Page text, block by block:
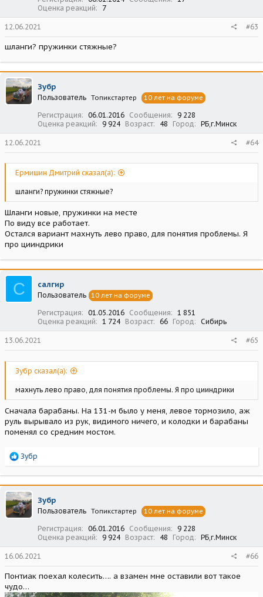
Оценка реакций
7
12.06.2021 #63
шланги? пружинки стяжные?
Зубр
Пользователь Топикстартер 10 лет на форуме
Регистрация 06.01.2016 Сообщения
9 228
Оценка реакций
9 924 Возраст 48 Город РБ,г.Минск
12.06.2021 #64
Ермишин Дмитрий сказал(а):
шланги? пружинки стяжные?
Шланги новые, пружинки на месте
По виду все работает.
Остался вариант махнуть лево право, для понятия проблемы. Я
про цииндрики
С салгир
Пользователь 10 лет на форуме
Регистрация 01.05.2016 Сообщения
1 851
Оценка реакций
1 724 Возраст 66 Город Сибирь
13.06.2021 #65
Зубр сказал(а):
махнуть лево право, для понятия проблемы. Я про цииндрики
Сначала барабаны. На 131-м было у меня, левое тормозило, аж
руль вырывало из рук, видимого ничего, и колодки и барабаны
поменял со средним мостом.
Р
а
к
ц
и
и
Зубр
Зубр
Пользователь Топикстартер 10 лет на форуме
Регистрация 06.01.2016 Сообщения
9 228
Оценка реакций
9 924 Возраст 48 Город РБ,г.Минск
16.06.2021 #66
Понтиак поехал колесить…. а взамен мне оставили вот такое
чудо…